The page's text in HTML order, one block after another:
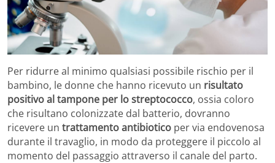
Per ridurre al minimo qualsiasi possibile rischio per il
bambino, le donne che hanno ricevuto un risultato
positivo al tampone per lo streptococco, ossia coloro
che risultano colonizzate dal batterio, dovranno
ricevere un trattamento antibiotico per via endovenosa
durante il travaglio, in modo da proteggere il piccolo al
momento del passaggio attraverso il canale del parto.